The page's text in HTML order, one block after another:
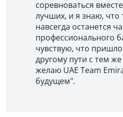
соревноваться
лучших, и я знаю, что
навсегда останется
профессионального
чувствую, что
другому пути с тем
желаю UAE Team
будущем".